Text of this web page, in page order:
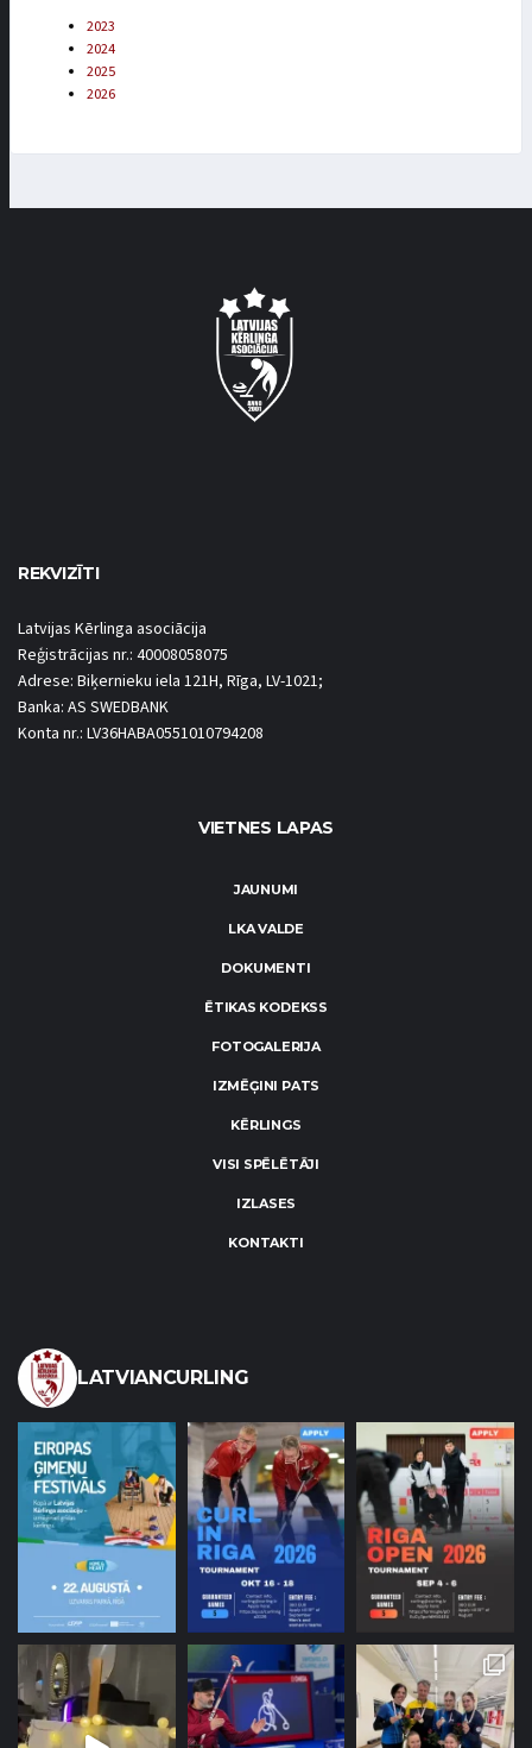
2023
2024
2025
2026
REKVIZĪTI
Latvijas Kērlinga asociācija
Reģistrācijas nr.: 40008058075
Adrese: Biķernieku iela 121H, Rīga, LV-1021;
Banka: AS SWEDBANK
Konta nr.: LV36HABA0551010794208
VIETNES LAPAS
JAUNUMI
LKA VALDE
DOKUMENTI
ĒTIKAS KODEKSS
FOTOGALERIJA
IZMĒĢINI PATS
KĒRLINGS
VISI SPĒLĒTĀJI
IZLASES
KONTAKTI
LATVIANCURLING